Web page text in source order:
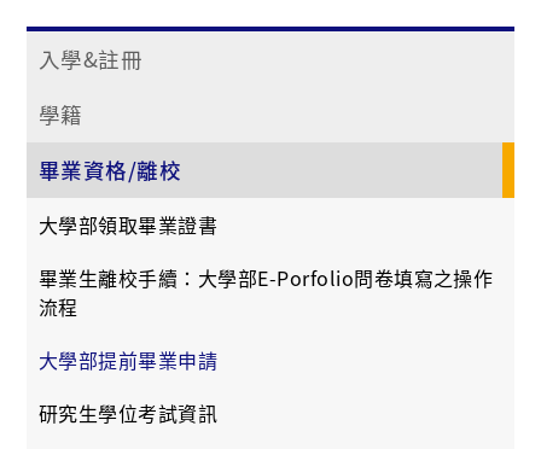
入學&註冊
學籍
畢業資格/離校
大學部領取畢業證書
畢業生離校手續：大學部E-Porfolio問卷填寫之操作
流程
大學部提前畢業申請
研究生學位考試資訊